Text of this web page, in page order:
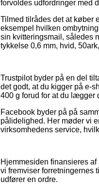
forvoldes udfordringer med
Tilmed tilrådes det at køber
eksempel hvilken
sin kvitteringsmail, således
tykkelse 0,6 mm, hvid,
Trustpilot byder på en del
det godt, at du kigger på e-
400 g forud for at du lægger
Facebook byder på på
pålidelighed. Her møder vi
virksomhedens service,
Hjemmesiden finansieres
vi fremviser forretningernes
udfører en ordre.